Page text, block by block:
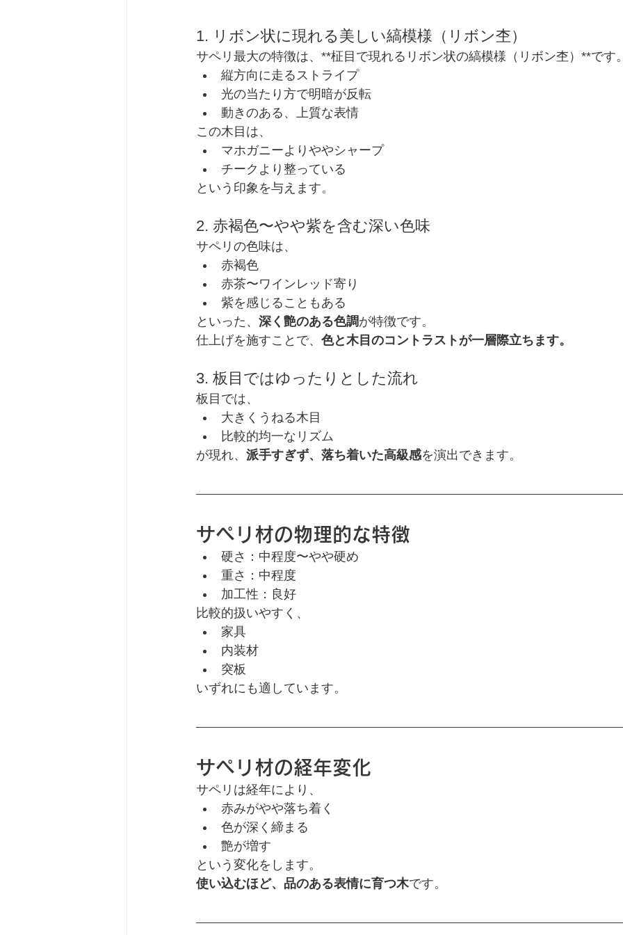
1. リボン状に現れる美しい縞模様（リボン杢）
サペリ最大の特徴は、**柾目で現れるリボン状の縞模様（リボン杢）**です
縦方向に走るストライプ
光の当たり方で明暗が反転
動きのある、上質な表情
この木目は、
マホガニーよりややシャープ
チークより整っている
という印象を与えます。
2. 赤褐色〜やや紫を含む深い色味
サペリの色味は、
赤褐色
赤茶〜ワインレッド寄り
紫を感じることもある
といった、 深く艶のある色調が特徴です。
仕上げを施すことで、 色と木目のコントラストが一層際立ちます。
3. 板目ではゆったりとした流れ
板目では、
大きくうねる木目
比較的均一なリズム
が現れ、 派手すぎず、落ち着いた高級感を演出できます。
サペリ材の物理的な特徴
硬さ：中程度〜やや硬め
重さ：中程度
加工性：良好
比較的扱いやすく、
家具
内装材
突板
いずれにも適しています。
サペリ材の経年変化
サペリは経年により、
赤みがやや落ち着く
色が深く締まる
艶が増す
という変化をします。
使い込むほど、品のある表情に育つ木です。